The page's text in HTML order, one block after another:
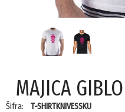
MAJICA
Šifra: T-SHIRTKNIVESSKU